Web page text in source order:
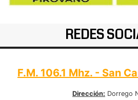
REDES
F.M. 106.1 Mhz. - San
Dirección: Dorrego